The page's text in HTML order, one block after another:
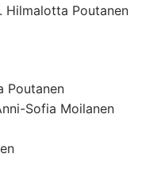
Hilmalotta Poutanen
Poutanen
Sofia Moilanen